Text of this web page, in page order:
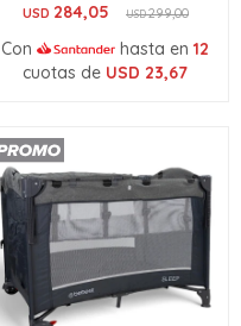
USD 284,05 USD299,00
Con hasta en 12
cuotas de USD 23,67